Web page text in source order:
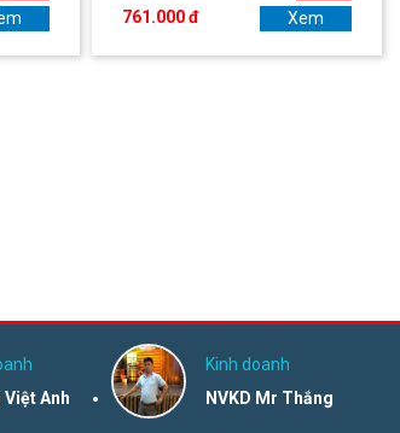
761.000 đ
Xem
Việt Anh
Kinh doanh
NVKD Mr Thắng